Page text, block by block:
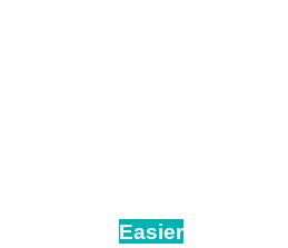
Easier